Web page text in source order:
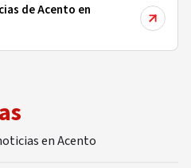
de Acento en